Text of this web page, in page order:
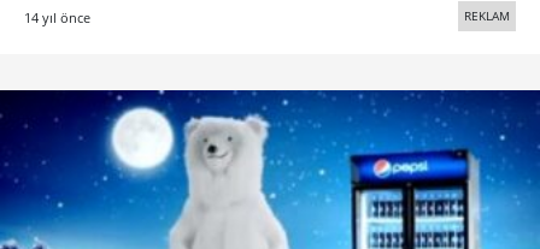
14 yıl önce REKLAM